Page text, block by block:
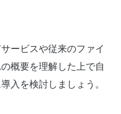
ービスや従来のファイ
概要を理解した上で自
入を検討しましょう。